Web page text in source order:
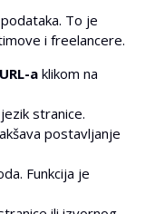
To je
i freelancere.
URL-a klikom na
stranice.
postavljanje
Funkcija je